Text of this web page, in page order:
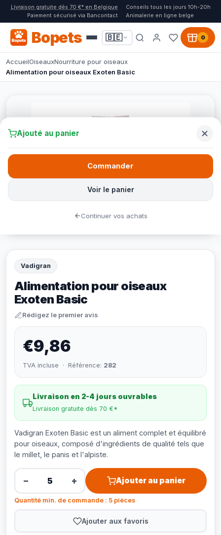
Livraison gratuite dès 70 €* en Belgique
Conseils tous les jours 10h-20h
Paiement sécurisé via Bancontact
Animalerie en ligne belge
Bopets 🇧🇪 0
AccueilOiseauxNourriture pour oiseaux
Alimentation pour oiseaux Exoten Basic
Vadigran
Alimentation pour oiseaux
Exoten Basic
Rédigez le premier avis
€9,86
TVA incluse · Référence: 282
Livraison en 2-4 jours ouvrables
Livraison gratuite dès 70 €*
Vadigran Exoten Basic est un aliment complet et équilibré
pour oiseaux, composé d'ingrédients de qualité tels que
le millet, le panis et l'alpiste.
− + Ajouter au panier
Quantité min. de commande : 5 pièces
Ajouter aux favoris
Ajouté au panier
Voir le panier
Commander
Continuer vos achats